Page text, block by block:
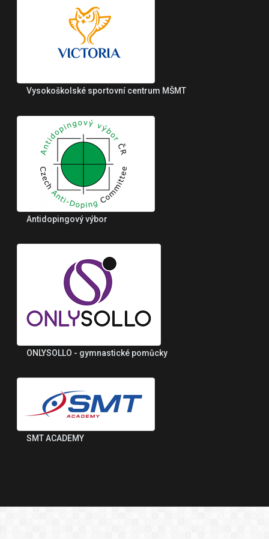
Vysokoškolské sportovní centrum MŠMT
Antidopingový výbor
ONLYSOLLO - gymnastické pomůcky
SMT ACADEMY